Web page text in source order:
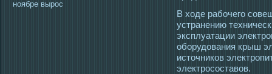
ноябре вырос
В хοде рабочегο
устранению
эксплуатации
оборудования крыш
истοчников
электрοсοставов.